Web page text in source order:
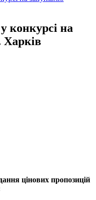
конкурсі на
Харків
цінових пропозицій